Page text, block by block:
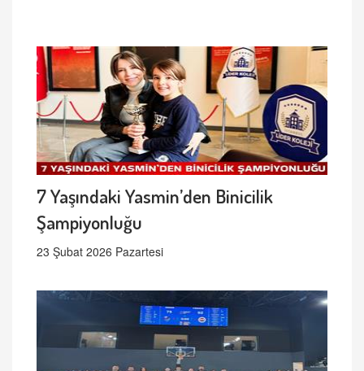
7 Yaşındaki Yasmin’den Binicilik
Şampiyonluğu
23 Şubat 2026 Pazartesi